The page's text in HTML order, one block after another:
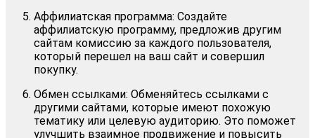
Аффилиатская программа: Создайте
аффилиатскую программу, предложив другим
сайтам комиссию за каждого пользователя,
который перешел на ваш сайт и совершил
покупку.
Обмен ссылками: Обменяйтесь ссылками с
другими сайтами, которые имеют похожую
тематику или целевую аудиторию. Это поможет
улучшить взаимное продвижение и повысить